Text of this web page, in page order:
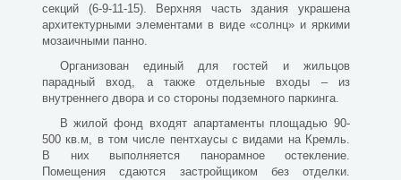
секций (6-9-11-15). Верхняя часть здания украшена
архитектурными элементами в виде «солнц» и яркими
мозаичными панно.
Организован единый для гостей и жильцов
парадный вход, а также отдельные входы – из
внутреннего двора и со стороны подземного паркинга.
В жилой фонд входят апартаменты площадью 90-
500 кв.м, в том числе пентхаусы с видами на Кремль.
В них выполняется панорамное остекление.
Помещения сдаются застройщиком без отделки.